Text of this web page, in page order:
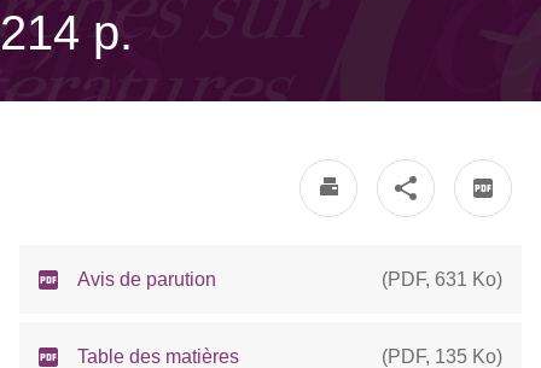
214 p.
Avis de parution (PDF, 631 Ko)
Table des matières (PDF, 135 Ko)